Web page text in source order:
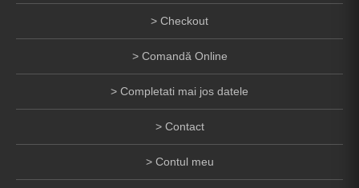
Checkout
Comandă Online
Completati mai jos datele
Contact
Contul meu